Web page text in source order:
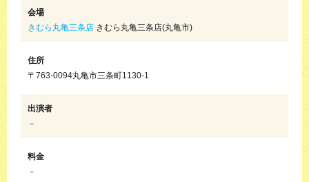
会場
きむら丸亀三条店 きむら丸亀三条店(丸亀市)
住所
〒763-0094丸亀市三条町1130-1
出演者
－
料金
－